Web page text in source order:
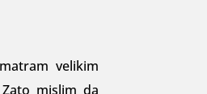
velikim
mislim da